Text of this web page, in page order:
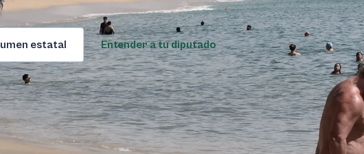
estatal Entender a tu diputado